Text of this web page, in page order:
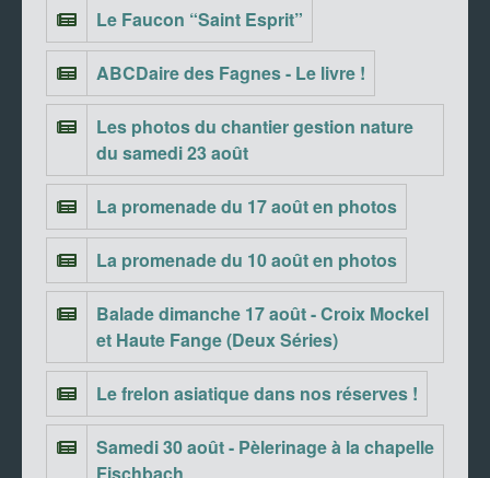
Le Faucon “Saint Esprit”
ABCDaire des Fagnes - Le livre !
Les photos du chantier gestion nature
du samedi 23 août
La promenade du 17 août en photos
La promenade du 10 août en photos
Balade dimanche 17 août - Croix Mockel
et Haute Fange (Deux Séries)
Le frelon asiatique dans nos réserves !
Samedi 30 août - Pèlerinage à la chapelle
Fischbach